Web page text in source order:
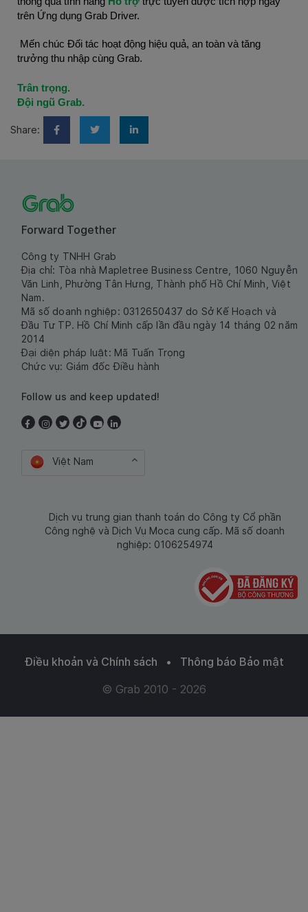
trên Ứng dụng Grab Driver.
Mến chúc Đối tác hoạt động hiệu quả, an toàn và tăng
trưởng thu nhập cùng Grab.
Trân trọng.
Đội ngũ Grab.
Share:
Forward Together
Công ty TNHH Grab
Địa chỉ: Tòa nhà Mapletree Business Centre, 1060 Nguyễn
Văn Linh, Phường Tân Hưng, Thành phố Hồ Chí Minh, Việt
Nam.
Mã số doanh nghiệp: 0312650437 do Sở Kế Hoạch và
Đầu Tư TP. Hồ Chí Minh cấp lần đầu ngày 14 tháng 02 năm
2014
Đại diện pháp luật: Mã Tuấn Trọng
Chức vụ: Giám đốc Điều hành
Follow us and keep updated!
Việt Nam
Dịch vụ trung gian thanh toán do Công ty Cổ phần
Công nghệ và Dịch Vụ Moca cung cấp. Mã số doanh
nghiệp: 0106254974
Điều khoản và Chính sách •
Thông báo Bảo mật
© Grab 2010 - 2026